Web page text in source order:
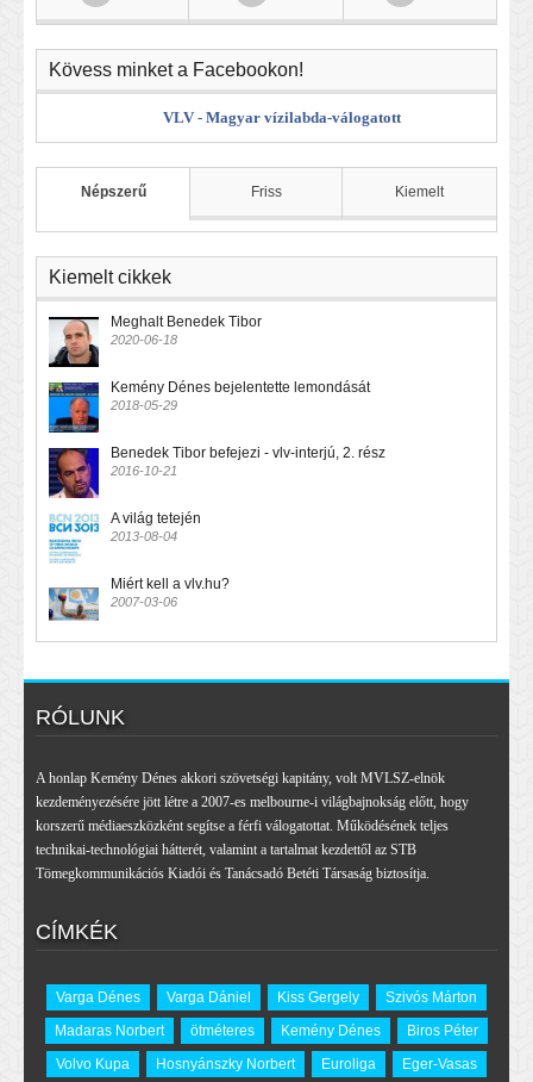
Kövess minket a Facebookon!
VLV - Magyar vízilabda-válogatott
Népszerű Friss Kiemelt
Kiemelt cikkek
Meghalt Benedek Tibor
2020-06-18
Kemény Dénes bejelentette lemondását
2018-05-29
Benedek Tibor befejezi - vlv-interjú, 2. rész
2016-10-21
A világ tetején
2013-08-04
Miért kell a vlv.hu?
2007-03-06
RÓLUNK
A honlap Kemény Dénes akkori szövetségi kapitány, volt MVLSZ-elnök
kezdeményezésére jött létre a 2007-es melbourne-i világbajnokság előtt, hogy
korszerű médiaeszközként segítse a férfi válogatottat. Működésének teljes
technikai-technológiai hátterét, valamint a tartalmat kezdettől az STB
Tömegkommunikációs Kiadói és Tanácsadó Betéti Társaság biztosítja.
CÍMKÉK
Varga Dénes Varga Dániel Kiss Gergely
Szivós Márton
Madaras Norbert
ötméteres Kemény Dénes
Biros Péter
Volvo Kupa
Hosnyánszky Norbert Euroliga Eger-Vasas